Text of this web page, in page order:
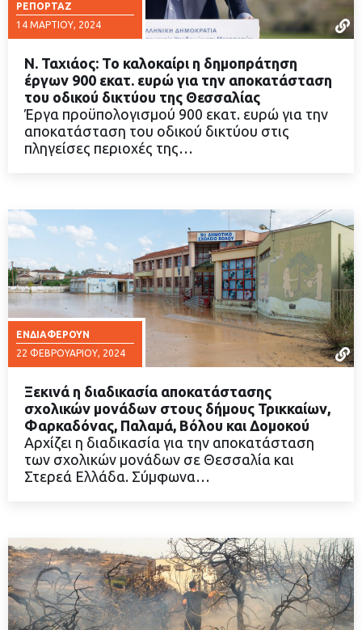
ΡΕΠΟΡΤΆΖ
14 ΜΑΡΤΊΟΥ, 2024
ΔΙΑΒΑΣΤΕ ΠΕΡΙΣΣΟΤΕΡΑ
Ν. Ταχιάος: Το καλοκαίρι η δημοπράτηση
έργων 900 εκατ. ευρώ για την αποκατάσταση
του οδικού δικτύου της Θεσσαλίας
Έργα προϋπολογισμού 900 εκατ. ευρώ για την
αποκατάσταση του οδικού δικτύου στις
πληγείσες περιοχές της…
ΕΝΔΙΑΦΈΡΟΥΝ
22 ΦΕΒΡΟΥΑΡΊΟΥ, 2024
ΔΙΑΒΑΣΤΕ ΠΕΡΙΣΣΟΤΕΡΑ
Ξεκινά η διαδικασία αποκατάστασης
σχολικών μονάδων στους δήμους Τρικκαίων,
Φαρκαδόνας, Παλαμά, Βόλου και Δομοκού
Αρχίζει η διαδικασία για την αποκατάσταση
των σχολικών μονάδων σε Θεσσαλία και
Στερεά Ελλάδα. Σύμφωνα…